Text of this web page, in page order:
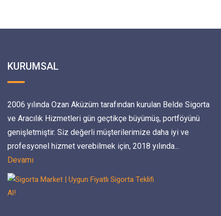
KURUMSAL
2006 yılında Ozan Aküzüm tarafından kurulan Belde Sigorta
ve Aracılık Hizmetleri gün geçtikçe büyümüş, portföyünü
genişletmiştir. Siz değerli müşterilerimize daha iyi ve
profesyonel hizmet verebilmek için, 2018 yılında...
Devamı